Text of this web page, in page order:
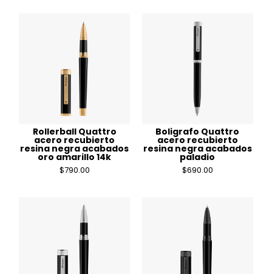
Rollerball Quattro
acero recubierto
resina negra acabados
oro amarillo 14k
$790.00
Boligrafo Quattro
acero recubierto
resina negra acabados
paladio
$690.00